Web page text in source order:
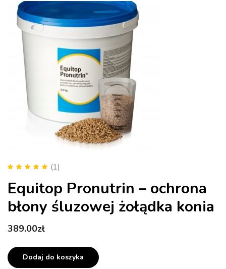
na 5
(1)
Equitop Pronutrin – ochrona
błony śluzowej żołądka konia
389.00zł
Dodaj do koszyka